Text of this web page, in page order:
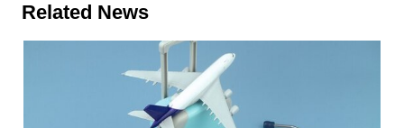
Related News